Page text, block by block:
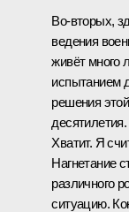
Во‑вторых,
ведения
живёт много
испытанием
решения
Хватит. Я
Нагнетание
различного
ситуацию.